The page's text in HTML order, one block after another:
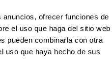
ofrecer funciones de
el uso que haga del sitio web
pueden combinarla con otra
uso que haya hecho de sus
Use TAB para desplazarse.